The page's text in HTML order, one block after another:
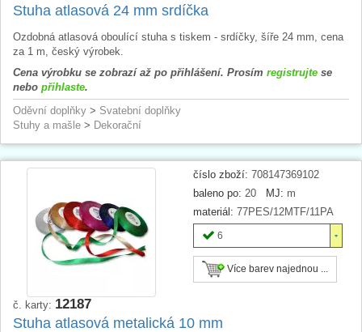
Stuha atlasová 24 mm srdíčka
Ozdobná atlasová oboulící stuha s tiskem - srdíčky, šíře 24 mm, cena
za 1 m, český výrobek.
Cena výrobku se zobrazí až po přihlášení. Prosím registrujte se
nebo přihlaste.
Oděvní doplňky > Svatební doplňky
Stuhy a mašle > Dekorační
číslo zboží: 708147369102
baleno po: 20 MJ: m
materiál: 77PES/12MTF/11PA
6
Více barev najednou ...
č. karty: 12187
Stuha atlasová metalická 10 mm